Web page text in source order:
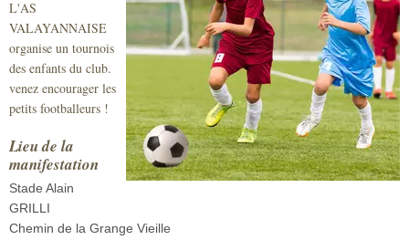
Sécurité civile
Sécurité publique
L'AS
VALAYANNAISE
organise un tournois
des enfants du club.
venez encourager les
petits footballeurs !
Lieu de la
manifestation
Stade Alain
GRILLI
Chemin de la Grange Vieille